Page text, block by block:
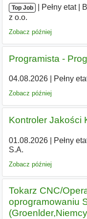
Top Job Pełny etat|
z o.o.
Zobacz później
Programista -
04.08.2026| Pełny
Zobacz później
Kontroler Jakości
01.08.2026| Pełny
S.A.
Zobacz później
Tokarz CNC/
oprogramowaniu